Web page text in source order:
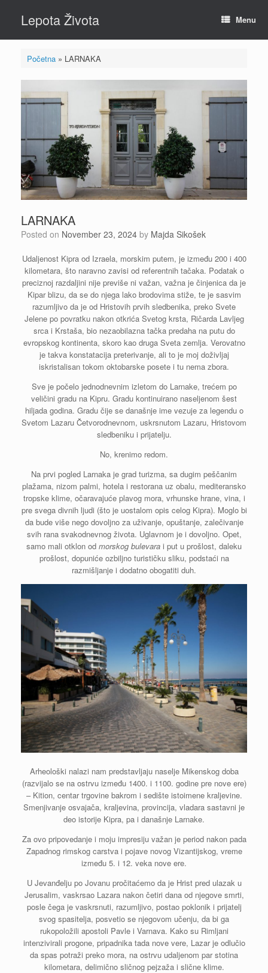
contentLepota Života Menu
Početna» LARNAKA
LARNAKA
Posted on November 23, 2024 by Majda Sikošek
Udaljenost Kipra od Izraela, morskim putem, je između 200 i 400
kilometara, što naravno zavisi od referentnih tačaka. Podatak o
preciznoj razdaljini nije previše ni važan, važna je činjenica da je
Kipar blizu, da se do njega lako brodovima stiže, te je sasvim
razumljivo da je od Hristovih prvih sledbenika, preko Svete
Jelene po povratku nakon otkrića Svetog krsta, Ričarda Lavljeg
srca i Krstaša, bio nezaobilazna tačka predaha na putu do
evropskog kontinenta, skoro kao druga Sveta zemlja. Verovatno
je takva konstatacija preterivanje, ali to je moj doživljaj
iskristalisan tokom oktobarske posete i tu nema zbora.
Sve je počelo jednodnevnim izletom do Larnake, trećem po
veličini gradu na Kipru. Gradu kontinuirano naseljenom šest
hiljada godina. Gradu čije se današnje ime vezuje za legendu o
Svetom Lazaru Četvorodnevnom, uskrsnutom Lazaru, Hristovom
sledbeniku i prijatelju.
No, krenimo redom.
Na prvi pogled Larnaka je grad turizma, sa dugim peščanim
plažama, nizom palmi, hotela i restorana uz obalu, mediteransko
tropske klime, očaravajuće plavog mora, vrhunske hrane, vina, i
pre svega divnih ljudi (što je uostalom opis celog Kipra). Moglo bi
da bude više nego dovoljno za uživanje, opuštanje, zalečivanje
svih rana svakodnevnog života. Uglavnom je i dovoljno. Opet,
samo mali otklon od morskog bulevara i put u prošlost, daleku
prošlost, dopuniće ozbiljno turističku sliku, podstaći na
razmišljanje i dodatno obogatiti duh.
Arheološki nalazi nam predstavljaju naselje Mikenskog doba
(razvijalo se na ostrvu između 1400. i 1100. godine pre nove ere)
– Kition, centar trgovine bakrom i sedište istoimene kraljevine.
Smenjivanje osvajača, kraljevina, provincija, vladara sastavni je
deo istorije Kipra, pa i današnje Larnake.
Za ovo pripovedanje i moju impresiju važan je period nakon pada
Zapadnog rimskog carstva i pojave novog Vizantijskog, vreme
između 5. i 12. veka nove ere.
U Jevanđelju po Jovanu pročitaćemo da je Hrist pred ulazak u
Jerusalim, vaskrsao Lazara nakon četiri dana od njegove smrti,
posle čega je vaskrsnuti, razumljivo, postao poklonik i prijatelj
svog spasitelja, posvetio se njegovom učenju, da bi ga
rukopoložili apostoli Pavle i Varnava. Kako su Rimljani
intenzivirali progone, pripadnika tada nove vere, Lazar je odlučio
da spas potraži preko mora, na ostrvu udaljenom par stotina
kilometara, delimično sličnog pejzaža i slične klime.